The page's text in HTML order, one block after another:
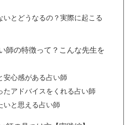
いとどうなるの？実際に起こる
師の特徴って？こんな先生を
安心感がある占い師
たアドバイスをくれる占い師
いと思える占い師